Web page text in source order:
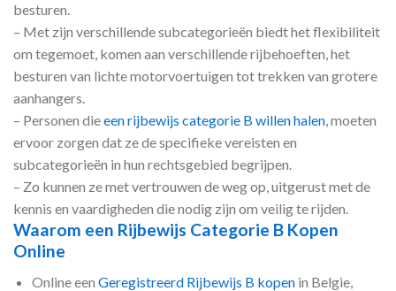
besturen.
– Met zijn verschillende subcategorieën biedt het flexibiliteit
om tegemoet, komen aan verschillende rijbehoeften, het
besturen van lichte motorvoertuigen tot trekken van grotere
aanhangers.
– Personen dieeen rijbewijs categorie B willen halen, moeten
ervoor zorgen dat ze de specifieke vereisten en
subcategorieën in hun rechtsgebied begrijpen.
– Zo kunnen ze met vertrouwen de weg op, uitgerust met de
kennis en vaardigheden die nodig zijn om veilig te rijden.
Waarom een Rijbewijs Categorie B Kopen
Online
Online een Geregistreerd Rijbewijs B kopenin Belgie,